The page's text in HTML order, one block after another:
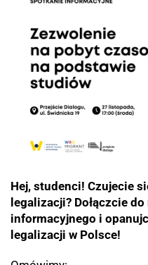
Hej, studenci! Czujecie
legalizacji? Dołączcie
informacyjnego i
legalizacji w Polsce!